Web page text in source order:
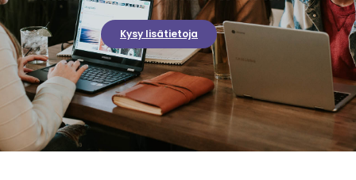
Kysy lisätietoja